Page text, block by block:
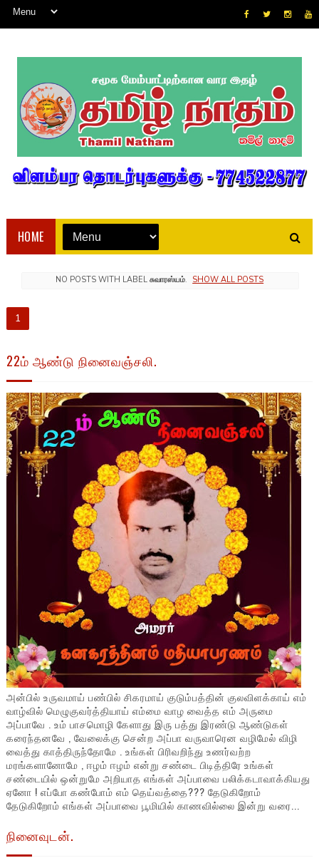
HOME
NO POSTS WITH LABEL சுவாரஸ்யம். SHOW ALL POSTS
1
22ம் ஆண்டு நினைவஞ்சலி.
அன்பில் உருவமாய் பண்பில் சிகரமாய் குடும்பத்தின் குலவிளக்காய் எம்
வாழ்வில் மெழுகுவர்த்தியாய் எம்மை வாழ வைத்த எம் அருமை
அப்பாவே . உம் பாசமொழி கேளாது இரு பத்து இரண்டு ஆண்டுகள்
கரைந்தனவே , வேலைக்கு சென்ற அப்பா வருவாரென வழிமேல் விழி
வைத்து காத்திருந்தோமே . உங்கள் பிரிவறிந்து உணர்வற்ற
மரங்களானோமே , ஈழம் ஈழம் என்று சண்டை பிடித்திரே உங்கள்
சண்டையில் ஒன்றுமே அறியாத எங்கள் அப்பாவை பலிக்கடாவாக்கியது
ஏனோ ! எப்போ கண்போம் எம் தெய்வத்தை??? தேடுகிறோம்
தேடுகிறோம் எங்கள் அப்பாவை பூமியில் காணவில்லை இன்று வரை...
நினைவுடன்.